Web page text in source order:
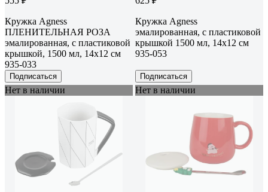
Кружка Agness
ПЛЕНИТЕЛЬНАЯ РОЗА
эмалированная, с пластиковой
крышкой, 1500 мл, 14х12 см
935-033
Подписаться
Кружка Agness
эмалированная, с пластиковой
крышкой 1500 мл, 14х12 см
935-053
Подписаться
Нет в наличии Нет в наличии